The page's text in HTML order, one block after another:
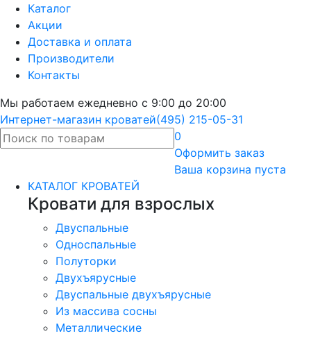
Каталог
Акции
Доставка и оплата
Производители
Контакты
Мы работаем ежедневно с 9:00 до 20:00
Интернет-магазин кроватей(495) 215-05-31
0
Оформить заказ
Ваша корзина пуста
КАТАЛОГ КРОВАТЕЙ
Кровати для взрослых
Двуспальные
Односпальные
Полуторки
Двухъярусные
Двуспальные двухъярусные
Из массива сосны
Металлические